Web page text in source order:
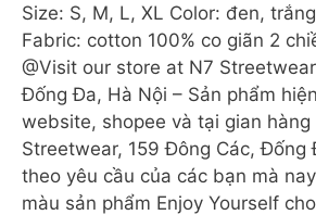
Size: S, M, L, XL Color: đen,
Fabric: cotton 100% co giãn 2
@Visit our store at N7
Đống Đa, Hà Nội – Sản phẩm
website, shopee và tại gian hàng
Streetwear, 159 Đông Các, Đống
theo yêu cầu của các bạn mà
màu sản phẩm Enjoy Yourself